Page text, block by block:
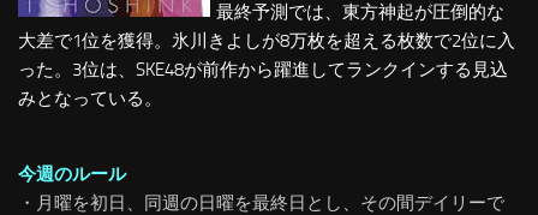
最終予測では、東方神起が圧倒的な
大差で1位を獲得。氷川きよしが8万枚を超える枚数で2位に入
った。3位は、SKE48が前作から躍進してランクインする見込
みとなっている。
今週のルール
・月曜を初日、同週の日曜を最終日とし、その間デイリーで